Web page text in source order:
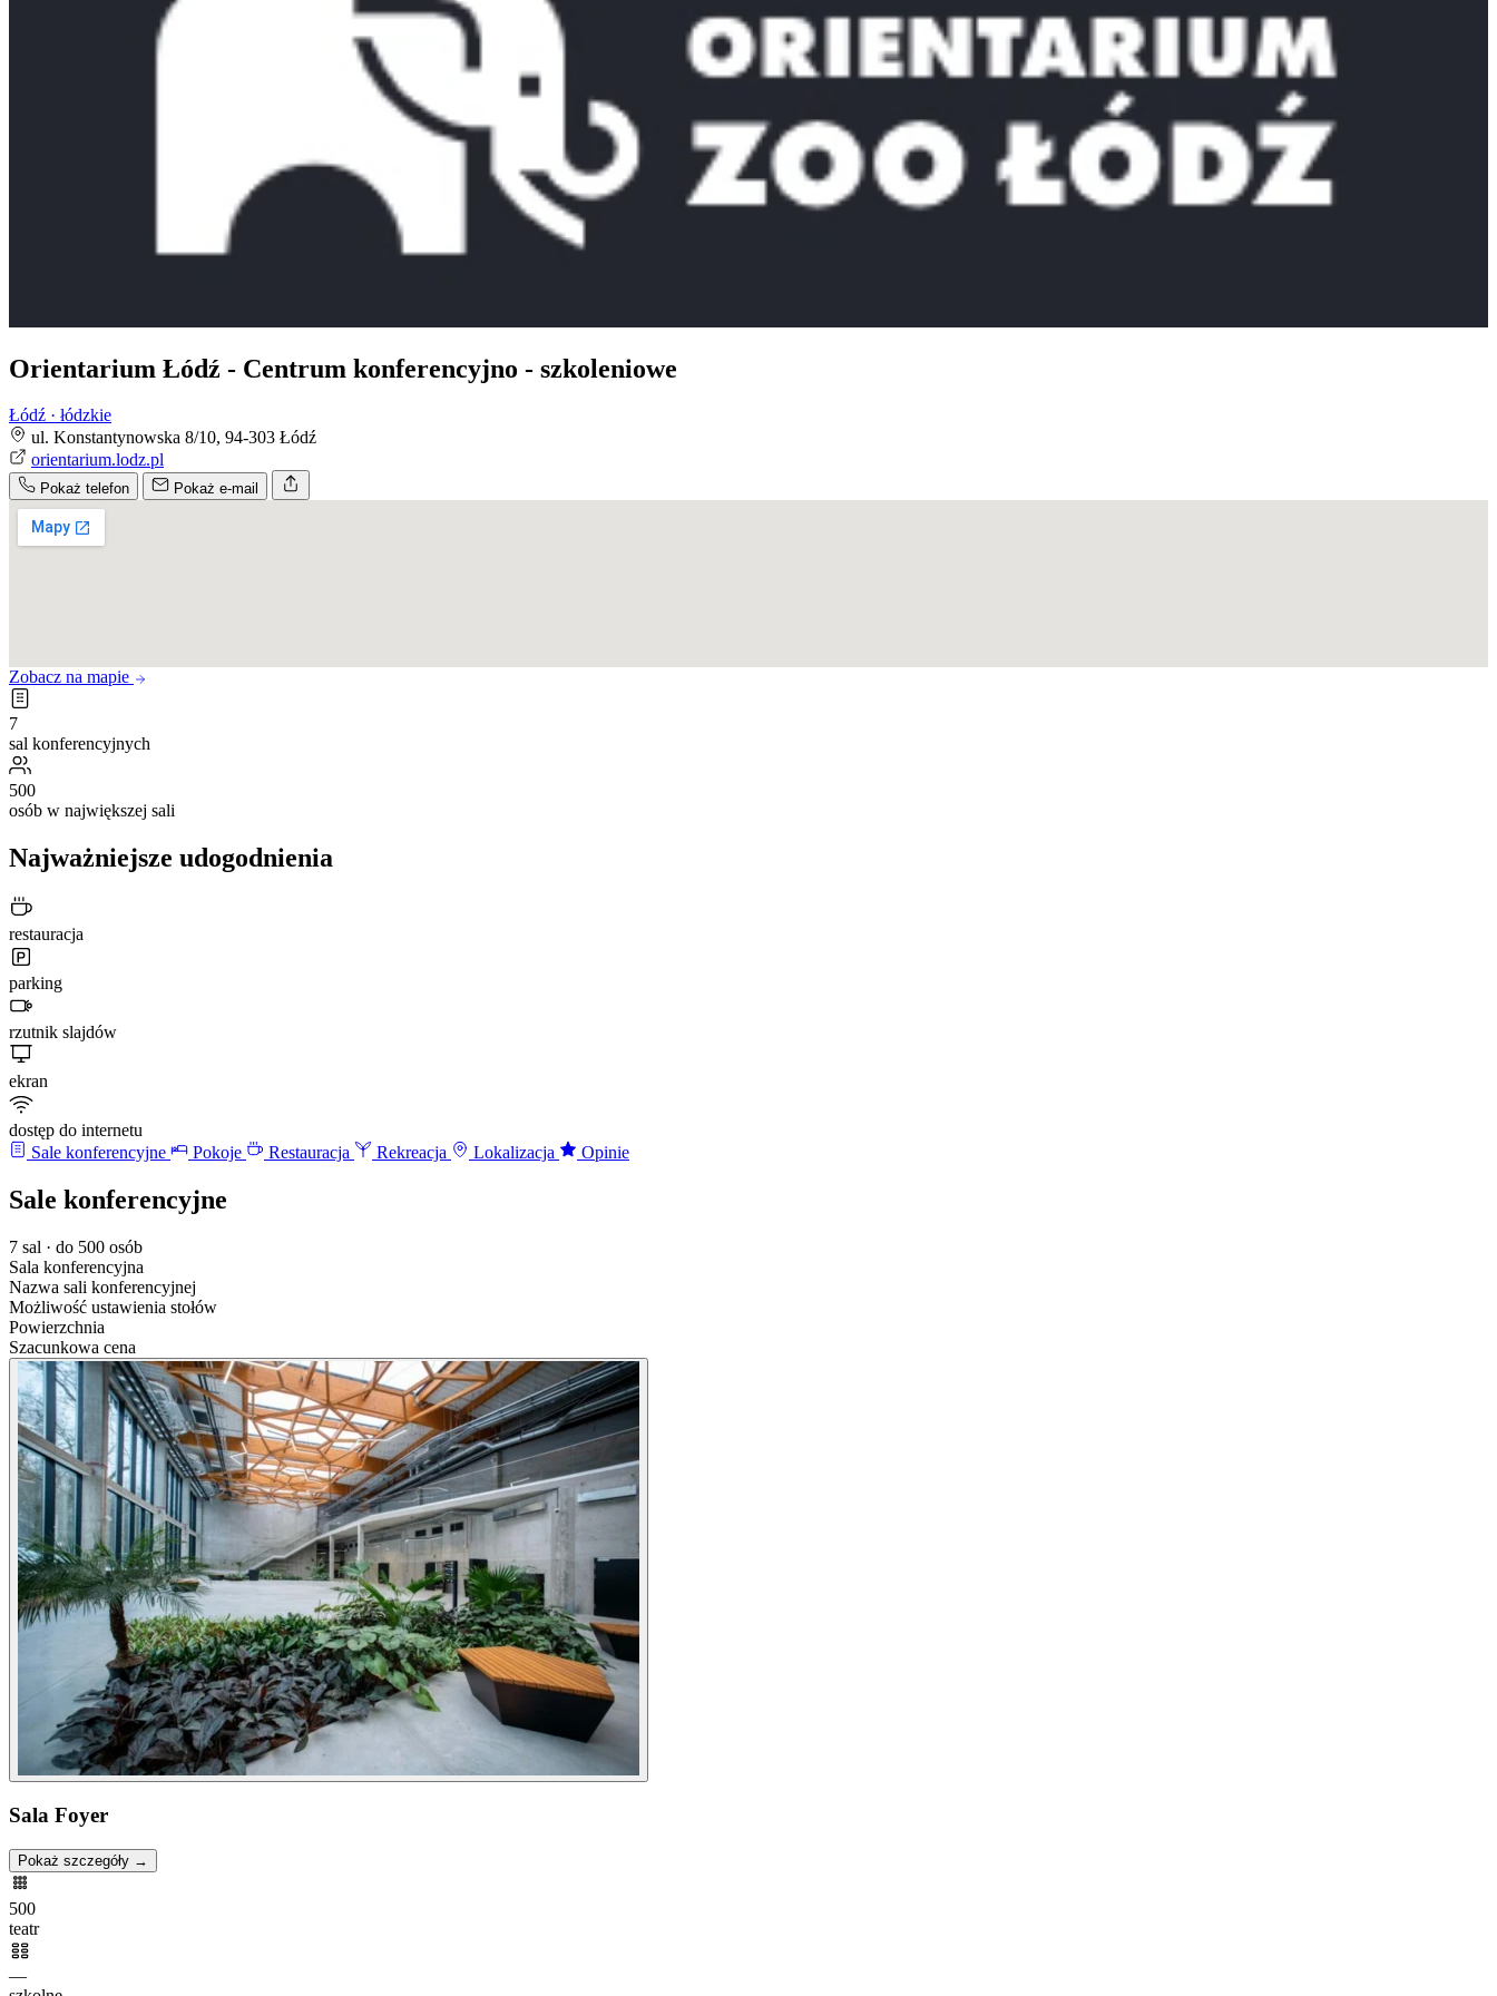
Orientarium Łódź - Centrum konferencyjno - szkoleniowe
Łódź · łódzkie
ul. Konstantynowska 8/10, 94-303 Łódź
orientarium.lodz.pl
Pokaż telefon Pokaż e-mail
Zobacz na mapie
7
sal konferencyjnych
500
osób w największej sali
Najważniejsze udogodnienia
restauracja
parking
rzutnik slajdów
ekran
dostęp do internetu
Sale konferencyjne
Pokoje Restauracja Rekreacja Lokalizacja Opinie
Sale konferencyjne
7 sal · do 500 osób
Sala konferencyjna
Nazwa sali konferencyjnej
Możliwość ustawienia stołów
Powierzchnia
Szacunkowa cena
Sala Foyer
Pokaż szczegóły →
500
teatr
—